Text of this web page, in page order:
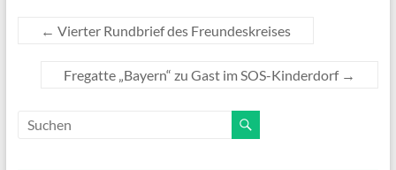
← Vierter Rundbrief des Freundeskreises
Fregatte „Bayern“ zu Gast im SOS-Kinderdorf →